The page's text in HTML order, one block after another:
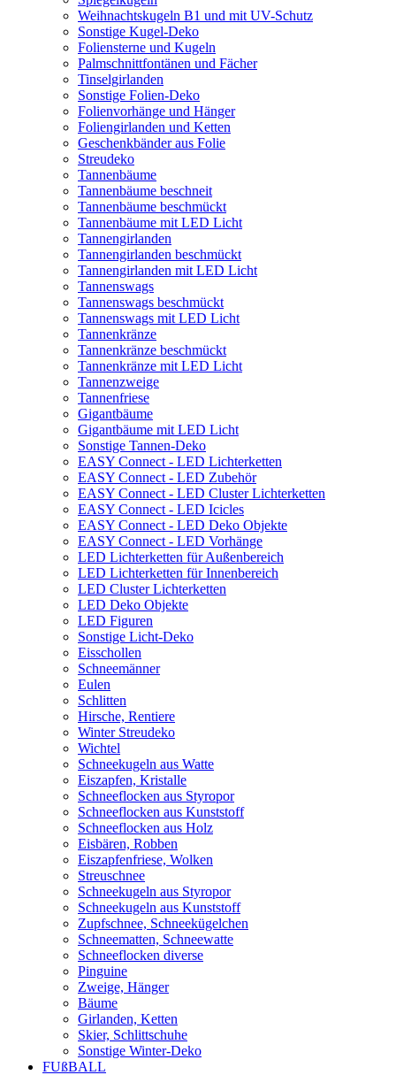
Weihnachtskugeln B1 und mit UV-Schutz
Sonstige Kugel-Deko
Foliensterne und Kugeln
Palmschnittfontänen und Fächer
Tinselgirlanden
Sonstige Folien-Deko
Folienvorhänge und Hänger
Foliengirlanden und Ketten
Geschenkbänder aus Folie
Streudeko
Tannenbäume
Tannenbäume beschneit
Tannenbäume beschmückt
Tannenbäume mit LED Licht
Tannengirlanden
Tannengirlanden beschmückt
Tannengirlanden mit LED Licht
Tannenswags
Tannenswags beschmückt
Tannenswags mit LED Licht
Tannenkränze
Tannenkränze beschmückt
Tannenkränze mit LED Licht
Tannenzweige
Tannenfriese
Gigantbäume
Gigantbäume mit LED Licht
Sonstige Tannen-Deko
EASY Connect - LED Lichterketten
EASY Connect - LED Zubehör
EASY Connect - LED Cluster Lichterketten
EASY Connect - LED Icicles
EASY Connect - LED Deko Objekte
EASY Connect - LED Vorhänge
LED Lichterketten für Außenbereich
LED Lichterketten für Innenbereich
LED Cluster Lichterketten
LED Deko Objekte
LED Figuren
Sonstige Licht-Deko
Eisschollen
Schneemänner
Eulen
Schlitten
Hirsche, Rentiere
Winter Streudeko
Wichtel
Schneekugeln aus Watte
Eiszapfen, Kristalle
Schneeflocken aus Styropor
Schneeflocken aus Kunststoff
Schneeflocken aus Holz
Eisbären, Robben
Eiszapfenfriese, Wolken
Streuschnee
Schneekugeln aus Styropor
Schneekugeln aus Kunststoff
Zupfschnee, Schneekügelchen
Schneematten, Schneewatte
Schneeflocken diverse
Pinguine
Zweige, Hänger
Bäume
Girlanden, Ketten
Skier, Schlittschuhe
Sonstige Winter-Deko
FUßBALL